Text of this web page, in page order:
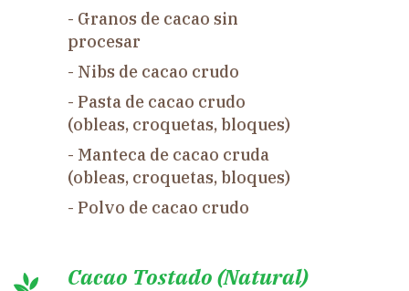
- Granos de cacao sin
procesar
- Nibs de cacao crudo
- Pasta de cacao crudo
(obleas, croquetas, bloques)
- Manteca de cacao cruda
(obleas, croquetas, bloques)
- Polvo de cacao crudo
Cacao Tostado (Natural)